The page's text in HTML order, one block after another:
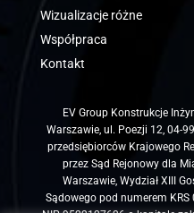
Wizualizacje różne
Współpraca
Kontakt
EV Group Konstrukcje
Warszawie, ul. Poezji 12, 04-
przedsiębiorców Krajowego
przez Sąd Rejonowy dla
Warszawie, Wydział XIII
Sądowego pod numerem KRS
NIP 9522127626 o kapitale